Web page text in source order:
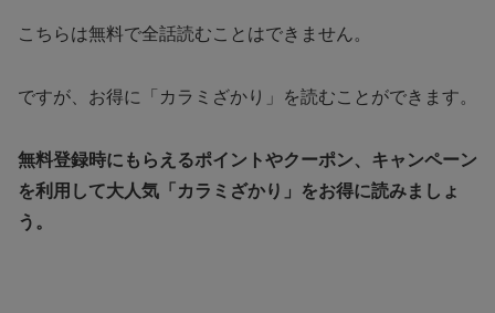
こちらは無料で全話読むことはできません。
ですが、お得に「カラミざかり」を読むことができます。
無料登録時にもらえるポイントやクーポン、キャンペーン
を利用して大人気「カラミざかり」をお得に読みましょ
う。